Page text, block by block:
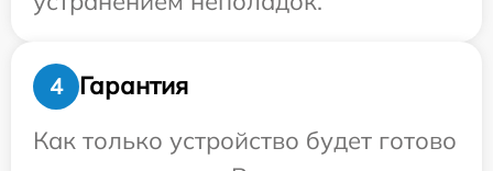
4
Гарантия
Как только устройство будет готово